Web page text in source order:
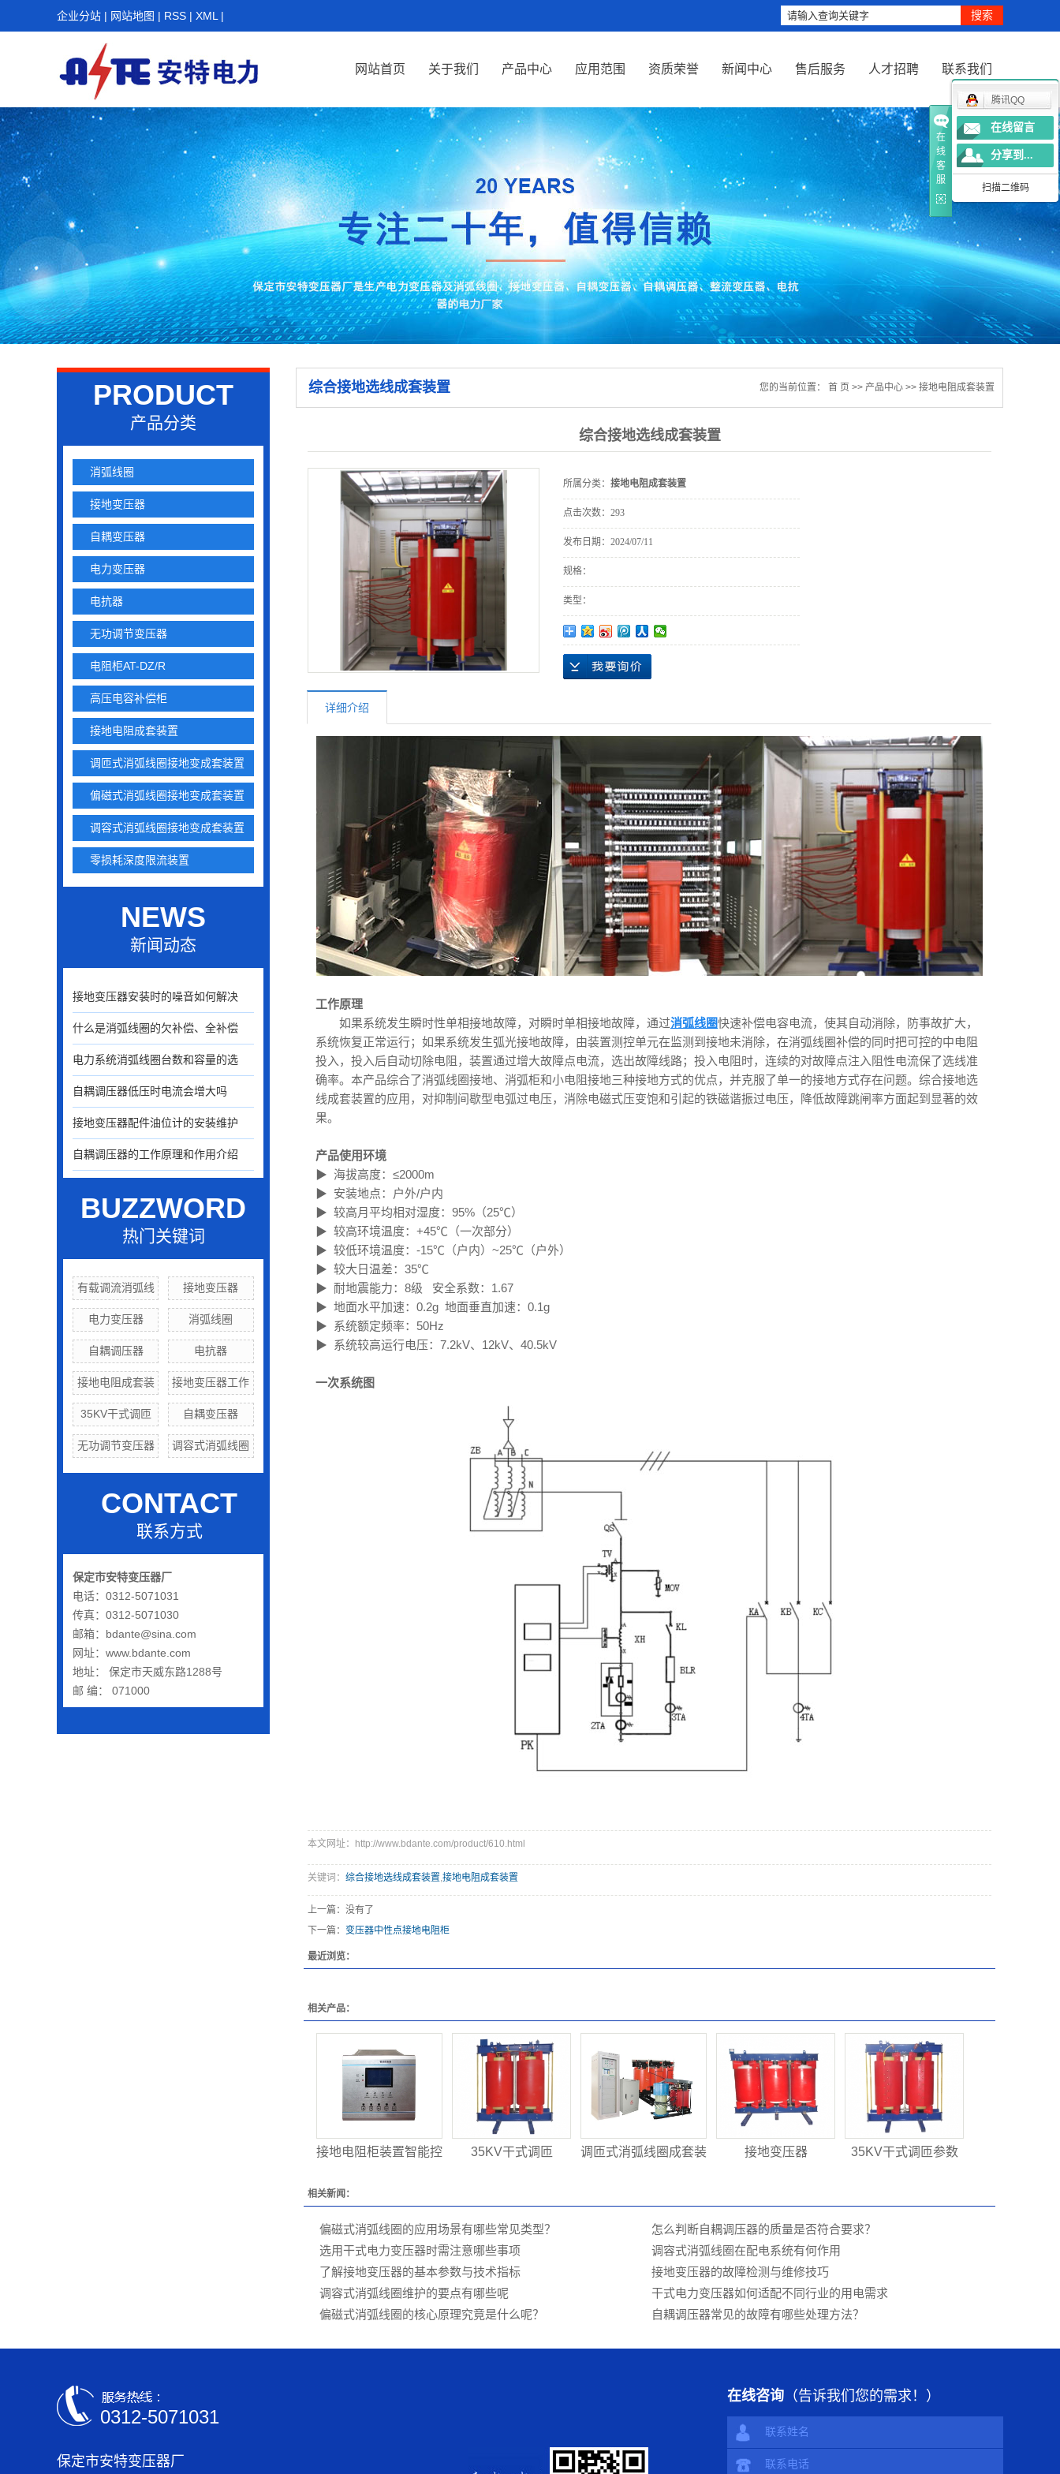
企业分站 | 网站地图 | RSS | XML |
网站首页 关于我们
关于我们
企业文化
产品中心
消弧线圈
接地变压器
自耦变压器
电力变压器
电抗器
无功调节变
压器
电阻柜AT-
DZ/R
高压电容补
成套装置
线圈接地变
成套装置
调容式消弧
线圈接地变
零损耗深度
应用范围 资质荣誉 新闻中心
公司新闻
行业新闻
技术知识
售后服务 人才招聘 联系我们
PRODUCT
产品分类
消弧线圈
接地变压器
自耦变压器
电力变压器
电抗器
无功调节变压器
电阻柜AT-DZ/R
高压电容补偿柜
接地电阻成套装置
调匝式消弧线圈接地变成套装置
偏磁式消弧线圈接地变成套装置
调容式消弧线圈接地变成套装置
零损耗深度限流装置
NEWS
新闻动态
接地变压器安装时的噪音如何解决
什么是消弧线圈的欠补偿、全补偿
电力系统消弧线圈台数和容量的选
自耦调压器低压时电流会增大吗
接地变压器配件油位计的安装维护
自耦调压器的工作原理和作用介绍
BUZZWORD
热门关键词
有载调流消弧线 接地变压器
电力变压器 消弧线圈
自耦调压器 电抗器
接地电阻成套装 接地变压器工作
35KV干式调匝 自耦变压器
无功调节变压器 调容式消弧线圈
CONTACT
联系方式
保定市安特变压器厂
电话：0312-5071031
传真：0312-5071030
邮箱：bdante@sina.com
网址：www.bdante.com
地址： 保定市天威东路1288号
邮 编： 071000
综合接地选线成套装置 您的当前位置： 首 页 >> 产品中心 >> 接地电阻成套装置
综合接地选线成套装置
所属分类： 接地电阻成套装置
点击次数： 293
发布日期： 2024/07/11
规格：
类型：
详细介绍
工作原理
如果系统发生瞬时性单相接地故障，对瞬时单相接地故障，通过消弧线圈快速补偿电容电流，使其自动消除，防事故扩大，
系统恢复正常运行；如果系统发生弧光接地故障，由装置测控单元在监测到接地未消除，在消弧线圈补偿的同时把可控的中电阻
投入，投入后自动切除电阻，装置通过增大故障点电流，选出故障线路；投入电阻时，连续的对故障点注入阻性电流保了选线准
确率。本产品综合了消弧线圈接地、消弧柜和小电阻接地三种接地方式的优点，并克服了单一的接地方式存在问题。综合接地选
线成套装置的应用，对抑制间歇型电弧过电压，消除电磁式压变饱和引起的铁磁谐振过电压，降低故障跳闸率方面起到显著的效
果。
产品使用环境
▶ 海拔高度：≤2000m
▶ 安装地点：户外/户内
▶ 较高月平均相对湿度：95%（25℃）
▶ 较高环境温度：+45℃（一次部分）
▶ 较低环境温度：-15℃（户内）~25℃（户外）
▶ 较大日温差：35℃
▶ 耐地震能力：8级 安全系数：1.67
▶ 地面水平加速：0.2g 地面垂直加速：0.1g
▶ 系统额定频率：50Hz
▶ 系统较高运行电压：7.2kV、12kV、40.5kV
一次系统图
本文网址：http://www.bdante.com/product/610.html
关键词： 综合接地选线成套装置,接地电阻成套装置
上一篇：没有了
下一篇： 变压器中性点接地电阻柜
最近浏览：
相关产品：
接地电阻柜装置智能控 35KV干式调匝 调匝式消弧线圈成套装 接地变压器 35KV干式调匝参数
相关新闻：
偏磁式消弧线圈的应用场景有哪些常见类型？
怎么判断自耦调压器的质量是否符合要求？
选用干式电力变压器时需注意哪些事项
调容式消弧线圈在配电系统有何作用
了解接地变压器的基本参数与技术指标
接地变压器的故障检测与维修技巧
调容式消弧线圈维护的要点有哪些呢
干式电力变压器如何适配不同行业的用电需求
偏磁式消弧线圈的核心原理究竟是什么呢？
自耦调压器常见的故障有哪些处理方法？
0312-5071031
保定市安特变压器厂
在线咨询 （告诉我们您的需求！）
联系姓名
联系电话
在
线
客
服
腾讯QQ
在线留言
分享到...
扫描二维码